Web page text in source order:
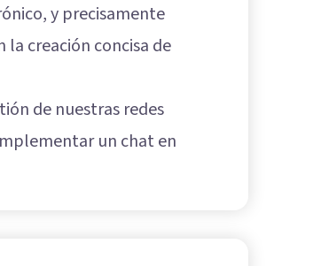
y precisamente
creación concisa de
de nuestras redes
un chat en